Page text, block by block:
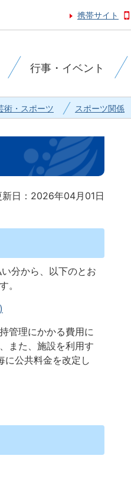
携帯サイト
行事・イベント
術・スポーツ スポーツ関係
新日：2026年04月01日
分から、以下のとお
。
管理にかかる費用に
また、施設を利用す
に公共料金を改定し